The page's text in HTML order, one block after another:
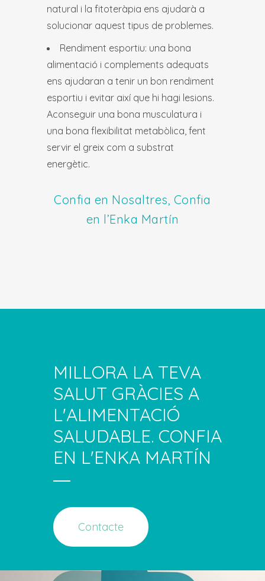
natural i la fitoteràpia ens ajudarà a
solucionar aquest tipus de problemes.
Rendiment esportiu: una bona
alimentació i complements adequats
ens ajudaran a tenir un bon rendiment
esportiu i evitar així que hi hagi lesions.
Aconseguir una bona musculatura i
una bona flexibilitat metabòlica, fent
servir el greix com a substrat
energètic.
Confia en Nosaltres, Confia
en l’Enka Martín
MILLORA LA TEVA
SALUT GRÀCIES A
L'ALIMENTACIÓ
SALUDABLE. CONFIA
EN L'ENKA MARTÍN
Contacte